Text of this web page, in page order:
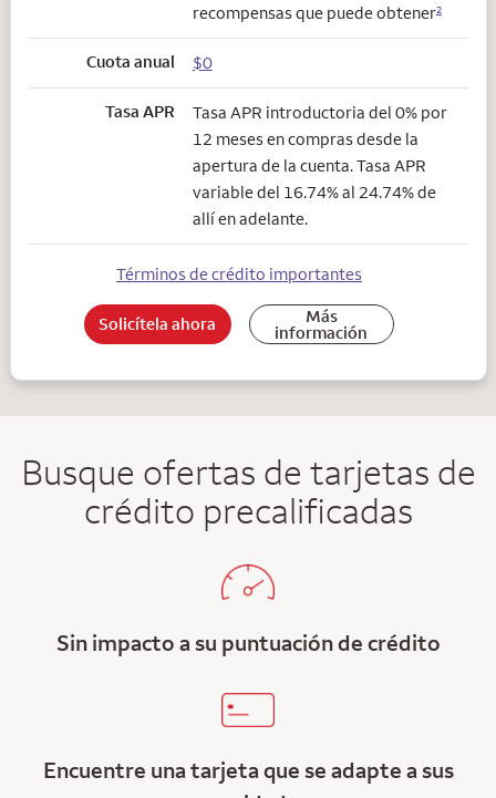
recompensas que puede obtener2
Cuota anual $0
Tasa APR
Tasa APR introductoria del 0% por
12 meses en compras desde la
apertura de la cuenta. Tasa APR
variable del 16.74% al 24.74% de
allí en adelante.
Términos de crédito importantes
Solicítela ahora Más
información
Busque ofertas de tarjetas de
crédito precalificadas
Sin impacto a su puntuación de crédito
Encuentre una tarjeta que se adapte a sus